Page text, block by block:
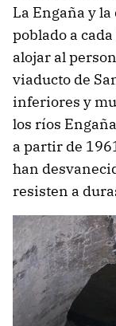
La Engaña y
poblado a
alojar al
viaducto de
inferiores y
los ríos
a partir de
han
resisten a